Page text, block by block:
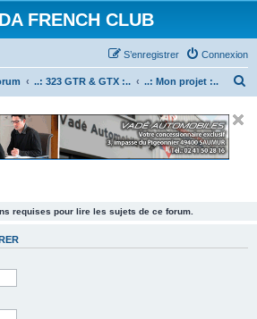
FRENCH CLUB
Connexion
S’enregistrer
..: 323 GTR & GTX :.. ..: Mon projet :..
e
requises pour lire les sujets de ce forum.